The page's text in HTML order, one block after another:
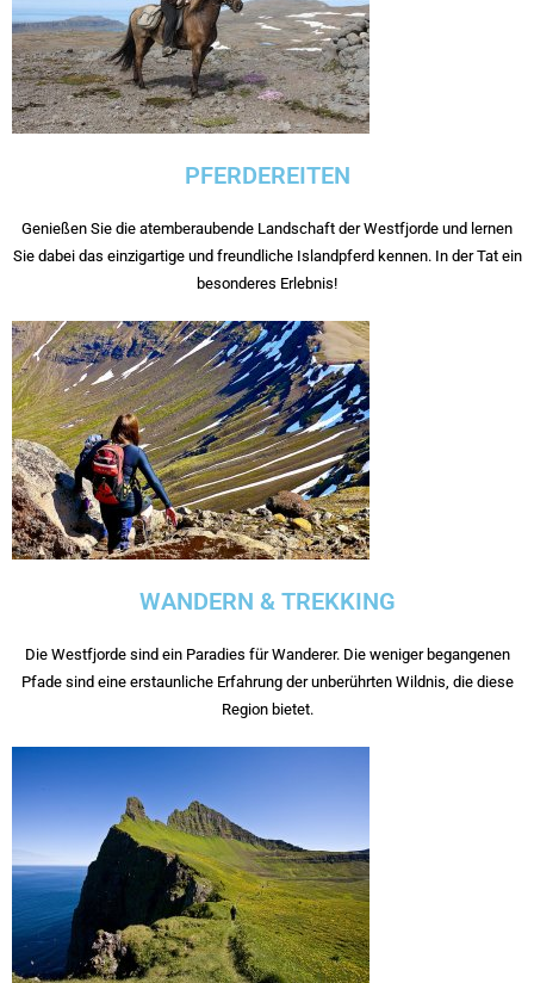
PFERDEREITEN
Genießen Sie die atemberaubende Landschaft der Westfjorde und lernen
Sie dabei das einzigartige und freundliche Islandpferd kennen. In der Tat ein
besonderes Erlebnis!
WANDERN & TREKKING
Die Westfjorde sind ein Paradies für Wanderer. Die weniger begangenen
Pfade sind eine erstaunliche Erfahrung der unberührten Wildnis, die diese
Region bietet.